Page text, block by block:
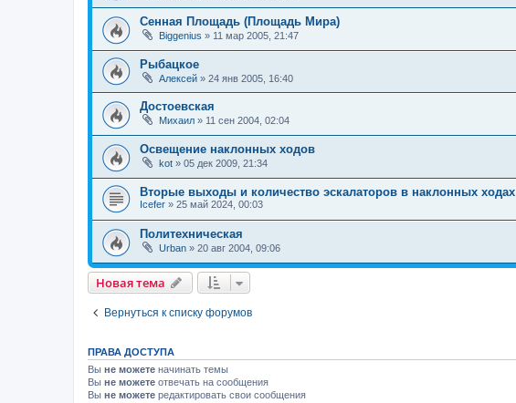
Сенная Площадь (Площадь Мира)
Biggenius » 11 мар 2005, 21:47
Рыбацкое
Алексей » 24 янв 2005, 16:40
Достоевская
Михаил » 11 сен 2004, 02:04
Освещение наклонных ходов
kot » 05 дек 2009, 21:34
Вторые выходы и количество эскалаторов в наклонных ходах
Icefer » 25 май 2024, 00:03
Политехническая
Urban » 20 авг 2004, 09:06
Новая тема
Вернуться к списку форумов
ПРАВА ДОСТУПА
Вы не можете начинать темы
Вы не можете отвечать на сообщения
Вы не можете редактировать свои сообщения